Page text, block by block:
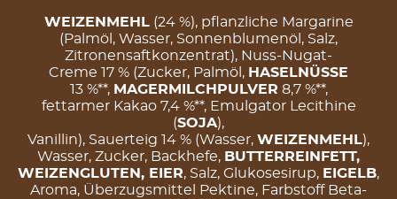
WEIZENMEHL(24 %), pflanzliche Margarine
(Palmöl, Wasser, Sonnenblumenöl, Salz,
Zitronensaftkonzentrat), Nuss-Nugat-
Creme 17 % (Zucker, Palmöl, HASELNÜSSE
13 %**, MAGERMILCHPULVER 8,7 %**,
fettarmer Kakao 7,4 %**, Emulgator Lecithine
(SOJA),
Vanillin), Sauerteig 14 % (Wasser, WEIZENMEHL),
Wasser, Zucker, Backhefe, BUTTERREINFETT,
WEIZENGLUTEN, EIER, Salz, Glukosesirup, EIGELB,
Aroma, Überzugsmittel Pektine, Farbstoff Beta-